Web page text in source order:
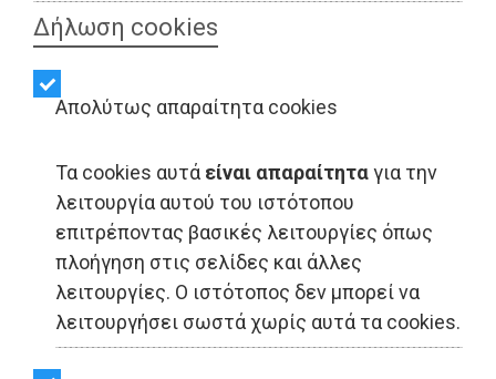
Δήλωση cookies
Απολύτως απαραίτητα cookies
Τα cookies αυτά είναι απαραίτηταγια την
λειτουργία αυτού του ιστότοπου
επιτρέποντας βασικές λειτουργίες όπως
πλοήγηση στις σελίδες και άλλες
λειτουργίες. Ο ιστότοπος δεν μπορεί να
λειτουργήσει σωστά χωρίς αυτά τα cookies.
ΑΥΤΟΔΙΟΙΚΗΣΗ - Ανατολική Αττική
Νίκος Χαρδαλιάς:
«Τιμάμε το έργο του
οικουμενικού Μίκη